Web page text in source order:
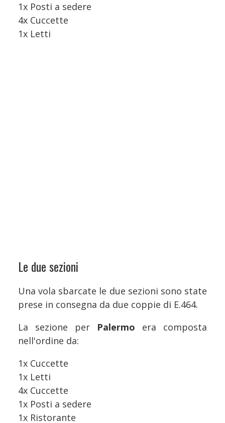
1x Posti a sedere
4x Cuccette
1x Letti
Le due sezioni
Una vola sbarcate le due sezioni sono state
prese in consegna da due coppie di E.464.
La sezione per Palermo era composta
nell'ordine da:
1x Cuccette
1x Letti
4x Cuccette
1x Posti a sedere
1x Ristorante